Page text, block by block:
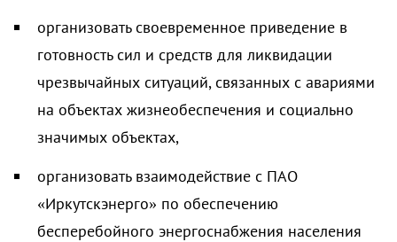
организовать своевременное приведение в
готовность сил и средств для ликвидации
чрезвычайных ситуаций, связанных с авариями
на объектах жизнеобеспечения и социально
значимых объектах,
организовать взаимодействие с ПАО
«Иркутскэнерго» по обеспечению
бесперебойного энергоснабжения населения